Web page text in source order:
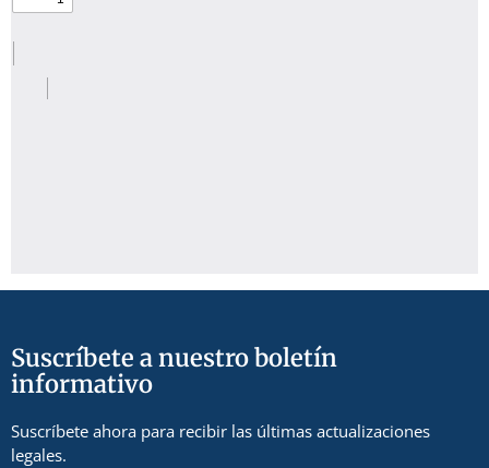
Suscríbete a nuestro boletín
informativo
Suscríbete ahora para recibir las últimas actualizaciones
legales.